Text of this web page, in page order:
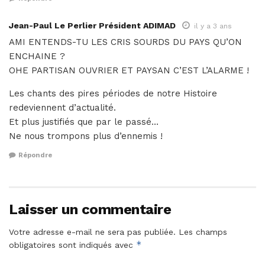
Jean-Paul Le Perlier Président ADIMAD il y a 3 ans
AMI ENTENDS-TU LES CRIS SOURDS DU PAYS QU’ON
ENCHAINE ?
OHE PARTISAN OUVRIER ET PAYSAN C’EST L’ALARME !
Les chants des pires périodes de notre Histoire
redeviennent d’actualité.
Et plus justifiés que par le passé…
Ne nous trompons plus d’ennemis !
Répondre
Laisser un commentaire
Votre adresse e-mail ne sera pas publiée. Les champs
obligatoires sont indiqués avec *